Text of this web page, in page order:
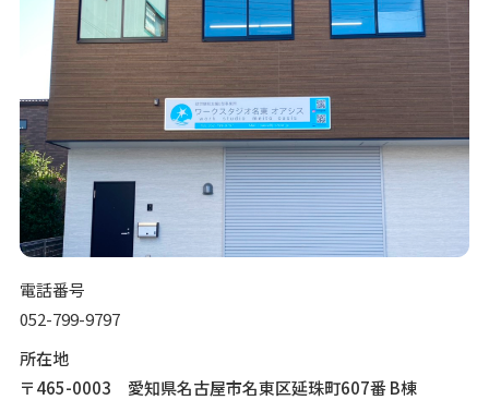
電話番号
052-799-9797
所在地
〒465-0003 愛知県名古屋市名東区延珠町607番 B棟